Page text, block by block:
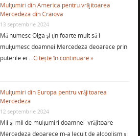
Mulţumiri din America pentru vrăjitoarea
Mercedeza din Craiova
13 septembrie 2024
Mă numesc Olga şi ţin foarte mult să-i
mulţumesc doamnei Mercedeza deoarece prin
puterile ei …Citește în continuare »
Mulţumiri din Europa pentru vrăjitoarea
Mercedeza
12 septembrie 2024
Mii şi mii de mulţumiri doamnei vrăjitoare
Mercedeza deoarece m-a lecuit de alcoolism şi